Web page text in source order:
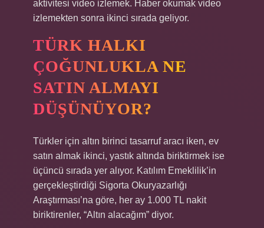
aktivitesi video izlemek. Haber okumak video
izlemekten sonra ikinci sırada geliyor.
TÜRK HALKI
ÇOĞUNLUKLA NE
SATIN ALMAYI
DÜŞÜNÜYOR?
Türkler için altın birinci tasarruf aracı iken, ev
satın almak ikinci, yastık altında biriktirmek ise
üçüncü sırada yer alıyor. Katılım Emeklilik’in
gerçekleştirdiği Sigorta Okuryazarlığı
Araştırması’na göre, her ay 1.000 TL nakit
biriktirenler, “Altın alacağım” diyor.